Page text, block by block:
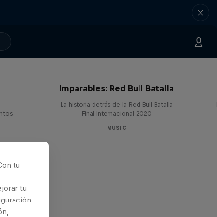
Imparables: Red Bull Batalla
La historia detrás de la Red Bull Batalla
Final Internacional 2020
MUSIC
tu
tu